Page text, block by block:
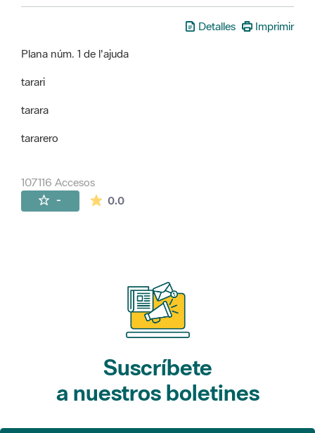
Detalles
Imprimir
Plana núm. 1 de l'ajuda
tarari
tarara
tararero
107116 Accesos
- 0.0La valoración media es de 0 estrellas de
Suscríbete
a nuestros boletines